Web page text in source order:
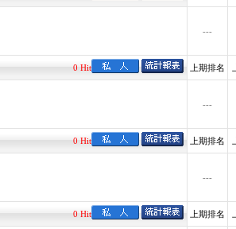
---
0 Hit 上期排名
---
0 Hit 上期排名
---
0 Hit 上期排名